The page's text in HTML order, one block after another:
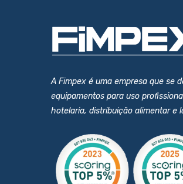
A Fimpex é uma empresa que se
equipamentos para uso
hotelaria, distribuição alimentar e